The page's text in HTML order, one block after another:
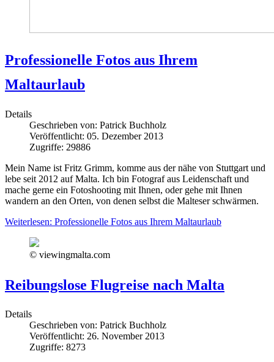
Professionelle Fotos aus Ihrem
Maltaurlaub
Details
Geschrieben von: Patrick Buchholz
Veröffentlicht: 05. Dezember 2013
Zugriffe: 29886
Mein Name ist Fritz Grimm, komme aus der nähe von Stuttgart und
lebe seit 2012 auf Malta. Ich bin Fotograf aus Leidenschaft und
mache gerne ein Fotoshooting mit Ihnen, oder gehe mit Ihnen
wandern an den Orten, von denen selbst die Malteser schwärmen.
Weiterlesen: Professionelle Fotos aus Ihrem Maltaurlaub
© viewingmalta.com
Reibungslose Flugreise nach Malta
Details
Geschrieben von: Patrick Buchholz
Veröffentlicht: 26. November 2013
Zugriffe: 8273